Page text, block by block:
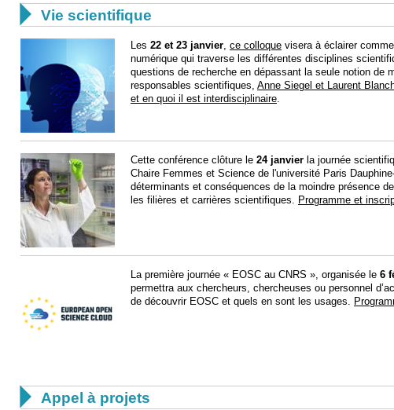
 Vie scientifique
Les 22 et 23 janvier, ce colloque visera à éclairer
numérique qui traverse les différentes disciplines
questions de recherche en dépassant la seule notion de
responsables scientifiques, Anne Siegel et Laurent
et en quoi il est interdisciplinaire.
Cette conférence clôture le 24 janvier la journée
Chaire Femmes et Science de l'université Paris
déterminants et conséquences de la moindre présence
les filières et carrières scientifiques. Programme et
La première journée « EOSC au CNRS », organisée le 6
permettra aux chercheurs, chercheuses ou personnel
de découvrir EOSC et quels en sont les usages.
 Appel à projets